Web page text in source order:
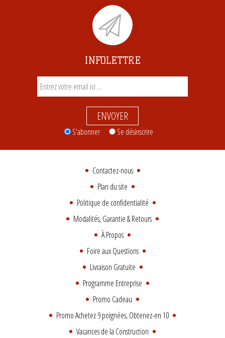
INFOLETTRE
ENVOYER
S'abonner Se désinscrire
Contactez-nous
Plan du site
Politique de confidentialité
Modalités, Garantie & Retours
À Propos
Foire aux Questions
Livraison Gratuite
Programme Entreprise
Promo Cadeau
Promo Achetez 9 poignées, Obtenez-en 10
Vacances de la Construction